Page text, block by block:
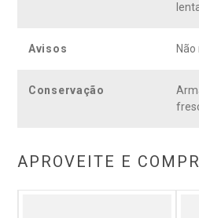
Avisos
Conservação
APROVEITE E